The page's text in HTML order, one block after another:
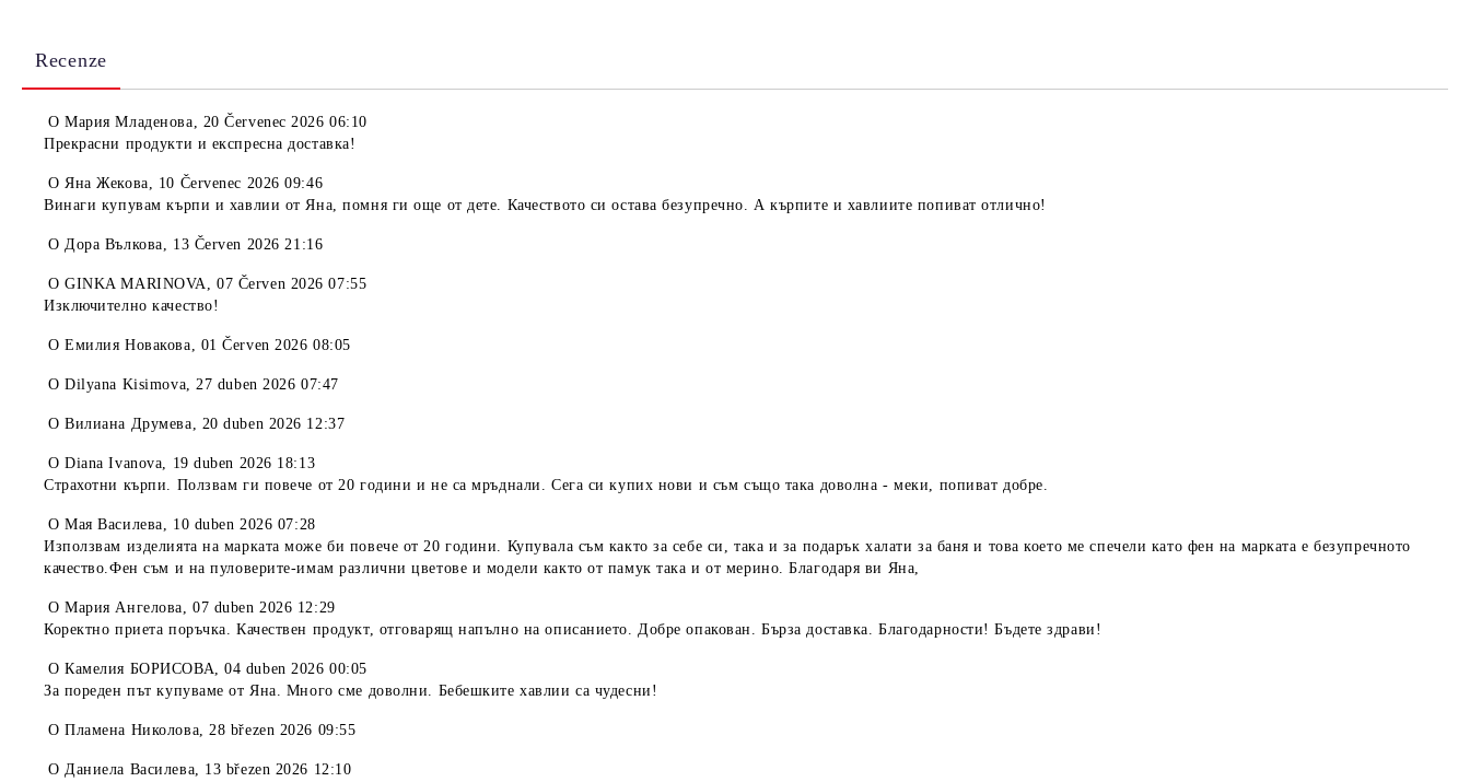
Recenze
OМария Младенова, 20 Červenec 2026 06:10
Прекрасни продукти и експресна доставка!
OЯна Жекова, 10 Červenec 2026 09:46
Винаги купувам кърпи и хавлии от Яна, помня ги още от дете. Качеството си остава безупречно. А кърпите и хавлиите попиват отлично!
OДора Вълкова, 13 Červen 2026 21:16
OGINKA MARINOVA,07 Červen 2026 07:55
Изключително качество!
OЕмилия Новакова, 01 Červen 2026 08:05
ODilyana Kisimova,27 duben 2026 07:47
OВилиана Друмева, 20 duben 2026 12:37
ODiana Ivanova, 19 duben 2026 18:13
Страхотни кърпи. Ползвам ги повече от 20 години и не са мръднали. Сега си купих нови и съм също така доволна - меки, попиват добре.
OМая Василева, 10 duben 2026 07:28
Използвам изделията на марката може би повече от 20 години. Купувала съм както за себе си, така и за подарък халати за баня и това което ме спечели като фен на марката е безупречното
качество.Фен съм и на пуловерите-имам различни цветове и модели както от памук така и от мерино. Благодаря ви Яна,
OМария Ангелова,07 duben 2026 12:29
Коректно приета поръчка. Качествен продукт, отговарящ напълно на описанието. Добре опакован. Бърза доставка. Благодарности! Бъдете здрави!
OКамелия БОРИСОВА,04 duben 2026 00:05
За пореден път купуваме от Яна. Много сме доволни. Бебешките хавлии са чудесни!
OПламена Николова,28 březen 2026 09:55
OДаниела Василева, 13 březen 2026 12:10